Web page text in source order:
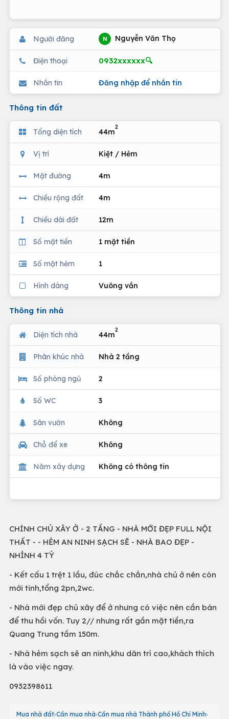
Người đăng N Nguyễn Văn Thọ
Điện thoại 0932xxxxxx🔍
Nhắn tin Đăng nhập để nhắn tin
Thông tin đất
Tổng diện tích 44m
2
Vị trí Kiệt / Hẻm
Mặt đường 4m
Chiều rộng đất 4m
Chiều dài đất 12m
Số mặt tiền 1 mặt tiền
Số mặt hẻm 1
Hình dáng Vuông vắn
Thông tin nhà
Diện tích nhà 44m
2
Phân khúc nhà Nhà 2 tầng
Số phòng ngủ 2
Số WC 3
Sân vườn Không
Chỗ để xe Không
Năm xây dựng Không có thông tin
CHÍNH CHỦ XÂY Ở - 2 TẦNG - NHÀ MỚI ĐẸP FULL NỘI
THẤT - - HẺM AN NINH SẠCH SẼ - NHÀ BAO ĐẸP -
NHỈNH 4 TỶ
- Kết cấu 1 trệt 1 lầu, đúc chắc chắn,nhà chủ ở nên còn
mới tinh,tổng 2pn,2wc.
- Nhà mới đẹp chủ xây để ở nhưng có việc nên cần bán
để thu hồi vốn. Tuy 2// nhưng rất gần mặt tiền,ra
Quang Trung tầm 150m.
- Nhà hẻm sạch sẽ an ninh,khu dân trí cao,khách thích
là vào việc ngay.
0932398611
Mua nhà đất Cần mua nhà Cần mua nhà Thành phố Hồ Chí Minh